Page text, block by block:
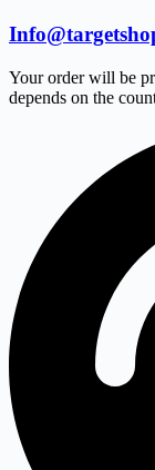
Your order will be
depends on the